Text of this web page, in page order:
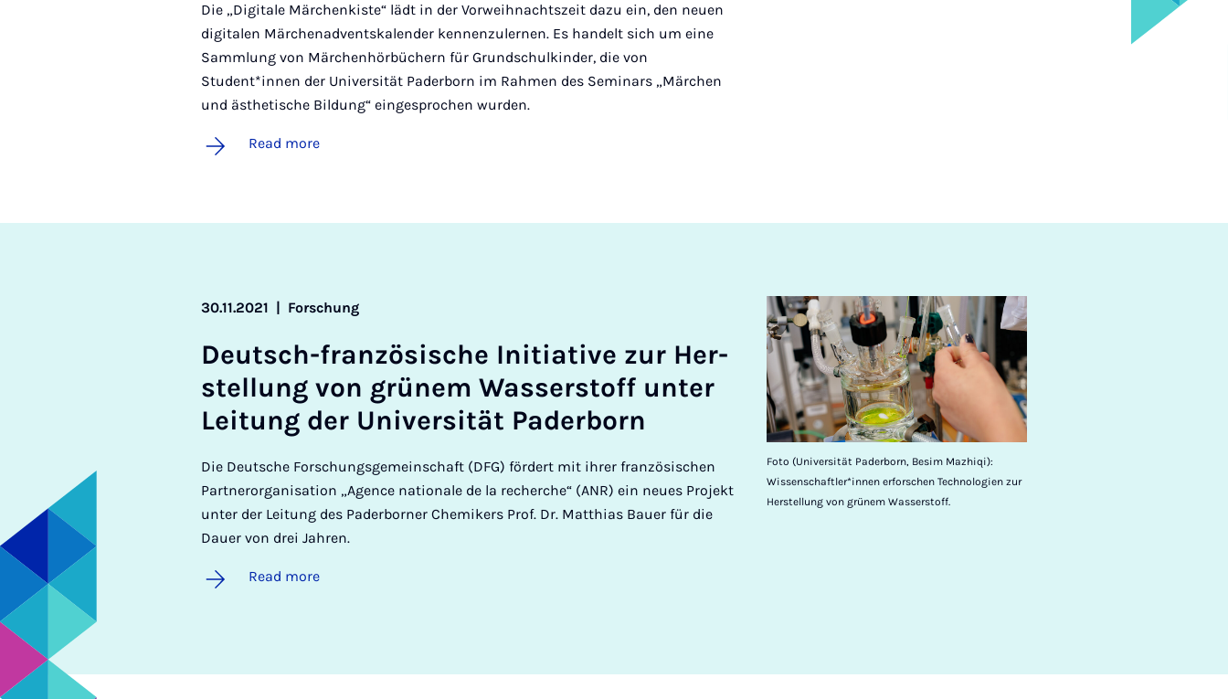
Die „Digitale Märchenkiste“ lädt in der Vorweihnachtszeit dazu ein, den neuen
digitalen Märchenadventskalender kennenzulernen. Es handelt sich um eine
Sammlung von Märchenhörbüchern für Grundschulkinder, die von
Student*innen der Universität Paderborn im Rahmen des Seminars „Märchen
und ästhetische Bildung“ eingesprochen wurden.
Read more
Foto (Universität Paderborn, Besim Mazhiqi):
Wissenschaftler*innen erforschen Technologien zur
Herstellung von grünem Wasserstoff.
30.11.2021 | Forschung
Deutsch-fran­zös­is­che Ini­ti­at­ive zur Her­
stel­lung von grünem Wasser­stoff unter
Lei­tung der Uni­versität Pader­born
Die Deutsche Forschungsgemeinschaft (DFG) fördert mit ihrer französischen
Partnerorganisation „Agence nationale de la recherche“ (ANR) ein neues Projekt
unter der Leitung des Paderborner Chemikers Prof. Dr. Matthias Bauer für die
Dauer von drei Jahren.
Read more